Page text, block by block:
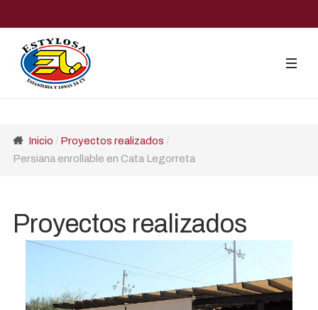
Inicio
Proyectos realizados
Persiana enrollable en Cata Legorreta
Proyectos realizados